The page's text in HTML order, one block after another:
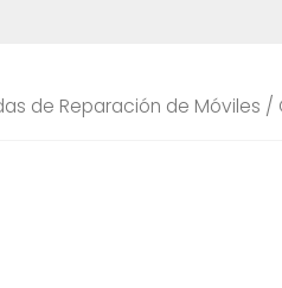
de Reparación de Móviles /